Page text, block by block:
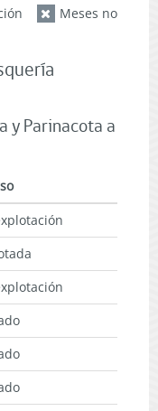
Meses no
y Parinacota a